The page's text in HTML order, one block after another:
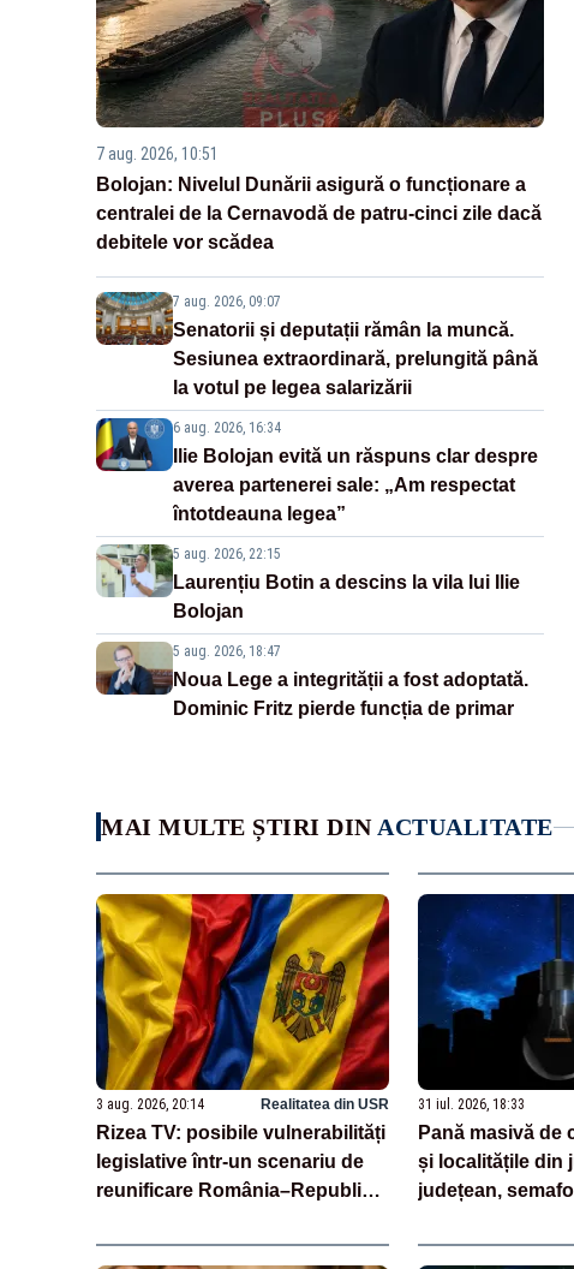
7 aug. 2026, 10:51
Bolojan: Nivelul Dunării asigură o funcționare a
centralei de la Cernavodă de patru-cinci zile dacă
debitele vor scădea
7 aug. 2026, 09:07
Senatorii și deputații rămân la muncă.
Sesiunea extraordinară, prelungită până
la votul pe legea salarizării
6 aug. 2026, 16:34
Ilie Bolojan evită un răspuns clar despre
averea partenerei sale: „Am respectat
întotdeauna legea”
5 aug. 2026, 22:15
Laurențiu Botin a descins la vila lui Ilie
Bolojan
5 aug. 2026, 18:47
Noua Lege a integrității a fost adoptată.
Dominic Fritz pierde funcția de primar
MAI MULTE ȘTIRI DIN ACTUALITATE
3 aug. 2026, 20:14 Realitatea din USR
Rizea TV: posibile vulnerabilități
legislative într-un scenariu de
reunificare România–Republica
31 iul. 2026, 18:33
Pană masivă de
și localitățile din
județean,